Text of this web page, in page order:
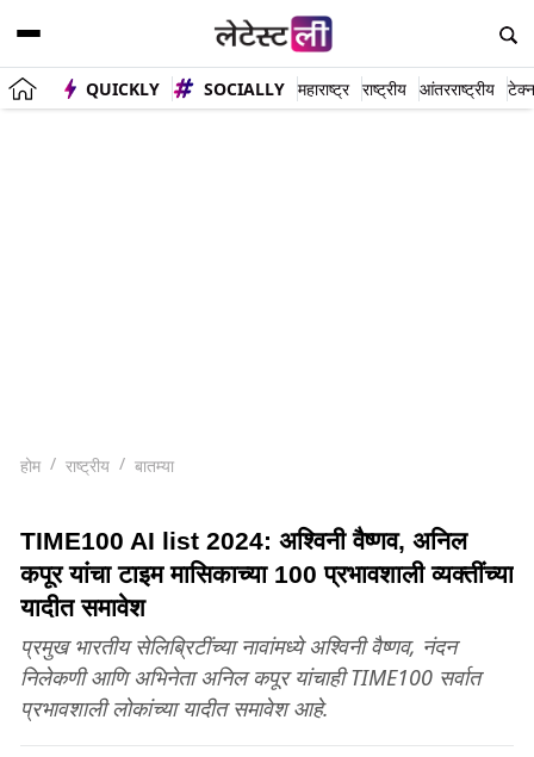
QUICKLY SOCIALLY महाराष्ट्र राष्ट्रीय आंतरराष्ट्रीय
होम राष्ट्रीय बातम्या
TIME100 AI list 2024: अश्विनी वैष्णव, अनिल
कपूर यांचा टाइम मासिकाच्या 100 प्रभावशाली व्यक्तींच्या
यादीत समावेश
प्रमुख भारतीय सेलिब्रिटींच्या नावांमध्ये अश्विनी वैष्णव, नंदन
निलेकणी आणि अभिनेता अनिल कपूर यांचाही TIME100 सर्वात
प्रभावशाली लोकांच्या यादीत समावेश आहे.